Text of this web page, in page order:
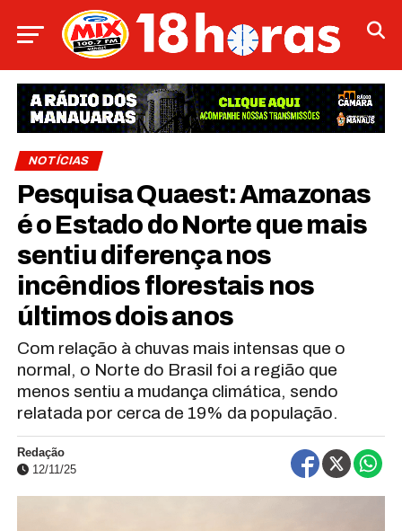
NOTÍCIAS
Pesquisa Quaest: Amazonas
é o Estado do Norte que mais
sentiu diferença nos
incêndios florestais nos
últimos dois anos
Com relação à chuvas mais intensas que o
normal, o Norte do Brasil foi a região que
menos sentiu a mudança climática, sendo
relatada por cerca de 19% da população.
Redação
12/11/25